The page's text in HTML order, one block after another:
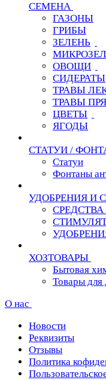
СЕМЕНА
ГАЗОНЫ
ГРИБЫ
ЗЕЛЕНЬ
ОВОЩИ
СИДЕРАТЫ
ТРАВЫ
ТРАВЫ
ЦВЕТЫ
ЯГОДЫ
СТАТУИ /
Статуи
Фонтаны
УДОБРЕНИЯ И
ХОЗТОВАРЫ
Бытовая
Товары для
О нас
Новости
Реквизиты
Отзывы
Политика